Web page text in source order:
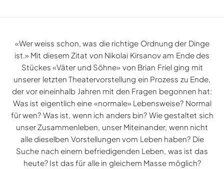
«Wer weiss schon, was die richtige Ordnung der Dinge
ist.» Mit diesem Zitat von Nikolai Kirsanov am Ende des
Stückes «Väter und Söhne» von Brian Friel ging mit
unserer letzten Theatervorstellung ein Prozess zu Ende,
der vor eineinhalb Jahren mit den Fragen begonnen hat:
Was ist eigentlich eine «normale» Lebensweise? Normal
für wen? Was ist, wenn ich anders bin? Wie gestaltet sich
unser Zusammenleben, unser Miteinander, wenn nicht
alle dieselben Vorstellungen vom Leben haben? Die
Suche nach einem befriedigenden Leben, was ist das
heute? Ist das für alle in gleichem Masse möglich?